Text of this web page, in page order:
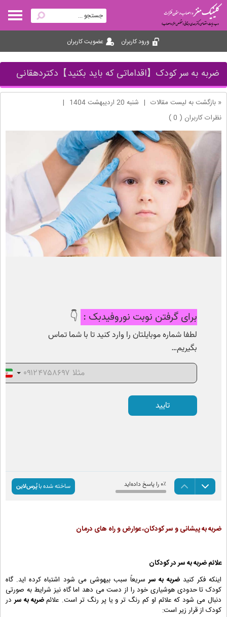
ورود کاربران عضویت کاربران
ضربه به سر کودک【اقداماتی که باید بکنید】دکتردهقانی
« بازگشت به لیست مقالات | شنبه 20 ارديبهشت 1404
|
نظرات کاربران ( 0 )
ضربه به پیشانی و سر کودکان، عوارض و راه های درمان
علائمضربه به سردر کودکان
اینکه فکر کنیدضربه به سرسریعاً سبب بیهوشی می شود اشتباه کرده اید. گاه
کودک تا حدودی هوشیاری خود را از دست می دهد اما گاه نیز شرایط به صورتی
دنبال می شود که علائم او کم رنگ تر و یا پر رنگ تر است. علائمضربه به سردر
کودک از قرار زیر است: